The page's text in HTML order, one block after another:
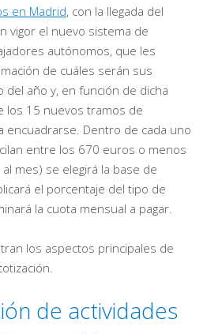
en Madrid, con la llegada del
vigor el nuevo sistema de
autónomos, que les
de cuáles serán sus
del año y, en función de dicha
los 15 nuevos tramos de
encuadrarse. Dentro de cada uno
entre los 670 euros o menos
mes) se elegirá la base de
el porcentaje del tipo de
la cuota mensual a pagar.
los aspectos principales de
de actividades